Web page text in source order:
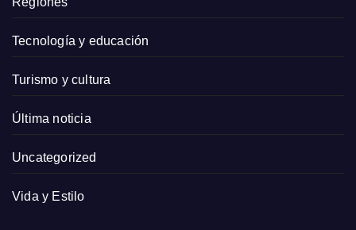
Tecnología y educación
Turismo y cultura
Última noticia
Uncategorized
Vida y Estilo